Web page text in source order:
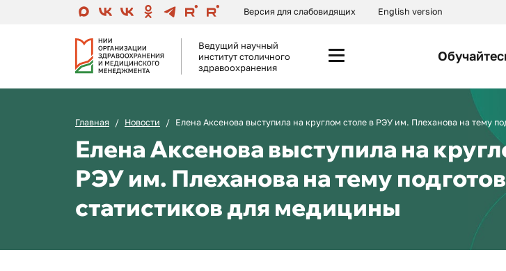
Версия для слабовидящих English version
Ведущий научный
институт столичного
здравоохранения
Главная Новости Елена Аксенова выступила на круглом столе в РЭУ им. Плеханова на тему
Елена Аксенова выступила на
РЭУ им. Плеханова на тему
статистиков для медицины